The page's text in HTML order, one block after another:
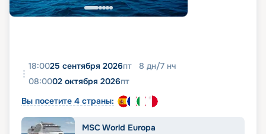
18:0025 сентября 2026пт 8 дн/7 нч
08:0002 октября 2026пт
Вы посетите 4 страны:
MSC World Europa